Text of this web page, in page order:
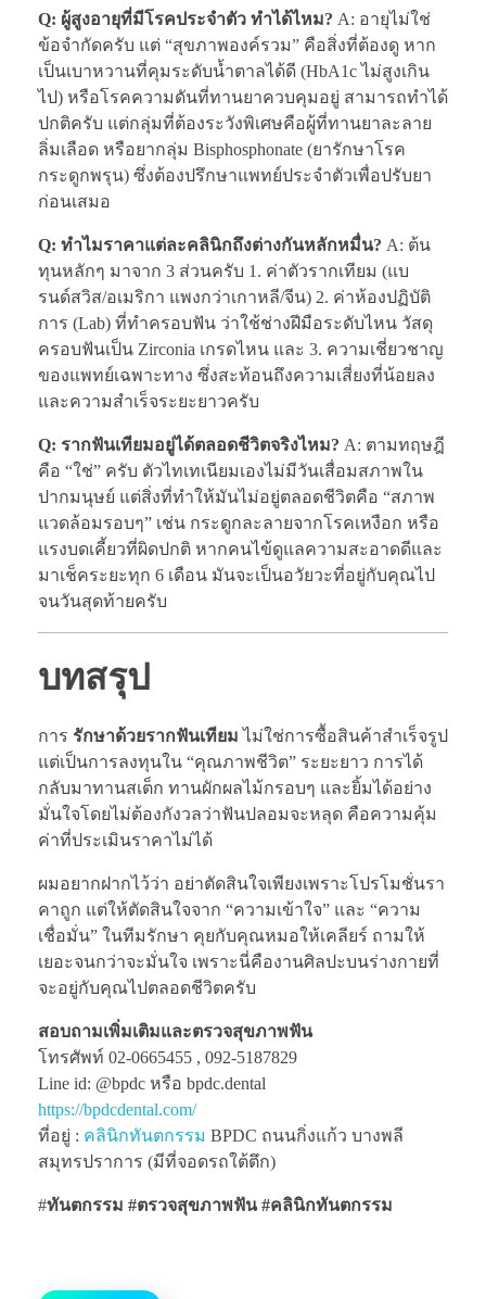
Q: ผู้สูงอายุที่มีโรคประจำตัว ทำได้ไหม? A: อายุไม่ใช่
ข้อจำกัดครับ แต่ “สุขภาพองค์รวม” คือสิ่งที่ต้องดู หาก
เป็นเบาหวานที่คุมระดับน้ำตาลได้ดี (HbA1c ไม่สูงเกิน
ไป) หรือโรคความดันที่ทานยาควบคุมอยู่ สามารถทำได้
ปกติครับ แต่กลุ่มที่ต้องระวังพิเศษคือผู้ที่ทานยาละลาย
ลิ่มเลือด หรือยากลุ่ม Bisphosphonate (ยารักษาโรค
กระดูกพรุน) ซึ่งต้องปรึกษาแพทย์ประจำตัวเพื่อปรับยา
ก่อนเสมอ
Q: ทำไมราคาแต่ละคลินิกถึงต่างกันหลักหมื่น? A: ต้น
ทุนหลักๆ มาจาก 3 ส่วนครับ 1. ค่าตัวรากเทียม (แบ
รนด์สวิส/อเมริกา แพงกว่าเกาหลี/จีน) 2. ค่าห้องปฏิบัติ
การ (Lab) ที่ทำครอบฟัน ว่าใช้ช่างฝีมือระดับไหน วัสดุ
ครอบฟันเป็น Zirconia เกรดไหน และ 3. ความเชี่ยวชาญ
ของแพทย์เฉพาะทาง ซึ่งสะท้อนถึงความเสี่ยงที่น้อยลง
และความสำเร็จระยะยาวครับ
Q: รากฟันเทียมอยู่ได้ตลอดชีวิตจริงไหม? A: ตามทฤษฎี
คือ “ใช่” ครับ ตัวไทเทเนียมเองไม่มีวันเสื่อมสภาพใน
ปากมนุษย์ แต่สิ่งที่ทำให้มันไม่อยู่ตลอดชีวิตคือ “สภาพ
แวดล้อมรอบๆ” เช่น กระดูกละลายจากโรคเหงือก หรือ
แรงบดเคี้ยวที่ผิดปกติ หากคนไข้ดูแลความสะอาดดีและ
มาเช็คระยะทุก 6 เดือน มันจะเป็นอวัยวะที่อยู่กับคุณไป
จนวันสุดท้ายครับ
บทสรุป
การ รักษาด้วยรากฟันเทียม ไม่ใช่การซื้อสินค้าสำเร็จรูป
แต่เป็นการลงทุนใน “คุณภาพชีวิต” ระยะยาว การได้
กลับมาทานสเต็ก ทานผักผลไม้กรอบๆ และยิ้มได้อย่าง
มั่นใจโดยไม่ต้องกังวลว่าฟันปลอมจะหลุด คือความคุ้ม
ค่าที่ประเมินราคาไม่ได้
ผมอยากฝากไว้ว่า อย่าตัดสินใจเพียงเพราะโปรโมชั่นรา
คาถูก แต่ให้ตัดสินใจจาก “ความเข้าใจ” และ “ความ
เชื่อมั่น” ในทีมรักษา คุยกับคุณหมอให้เคลียร์ ถามให้
เยอะจนกว่าจะมั่นใจ เพราะนี่คืองานศิลปะบนร่างกายที่
จะอยู่กับคุณไปตลอดชีวิตครับ
สอบถามเพิ่มเติมและตรวจสุขภาพฟัน
โทรศัพท์ 02-0665455 , 092-5187829
Line id: @bpdc หรือ bpdc.dental
https://bpdcdental.com/
ที่อยู่ : คลินิกทันตกรรม BPDC ถนนกิ่งแก้ว บางพลี
สมุทรปราการ (มีที่จอดรถใต้ตึก)
#ทันตกรรม #ตรวจสุขภาพฟัน #คลินิกทันตกรรม